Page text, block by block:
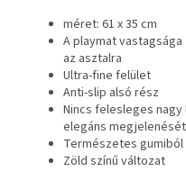
méret: 61 x 35 cm
A playmat
az asztalra
Ultra-fine felület
Anti-slip alsó rész
Nincs felesleges
elegáns megjelenését
Természetes
Zöld színű változat